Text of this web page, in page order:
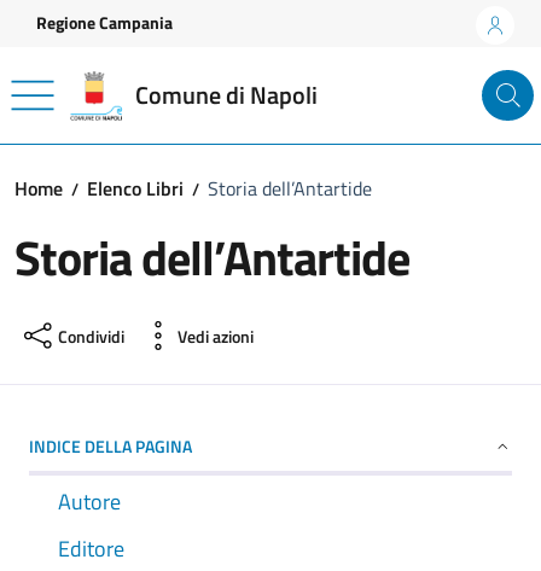
Vai ai contenuti
Vai al footer
Regione Campania
Comune di Napoli
Home Elenco Libri Storia dell’Antartide
Storia dell’Antartide
Condividi Vedi azioni
INDICE DELLA PAGINA
Autore
Editore